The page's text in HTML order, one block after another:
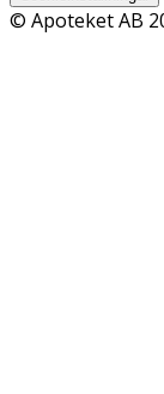
© Apoteket AB